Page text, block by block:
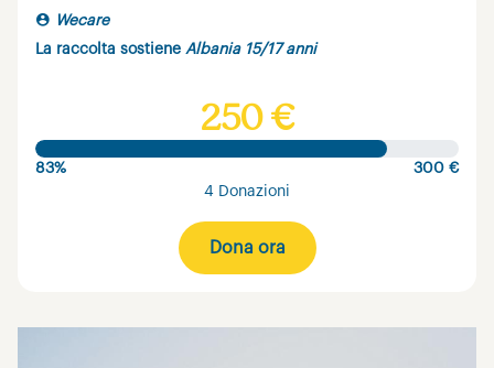
Wecare
La raccolta sostiene Albania 15/17 anni
250 €
83%
300 €
4 Donazioni
Dona ora